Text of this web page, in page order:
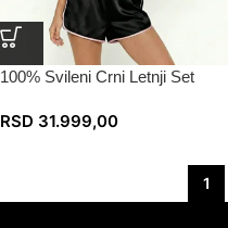
100% Svileni Crni Letnji Set
RSD 31.999,00
1